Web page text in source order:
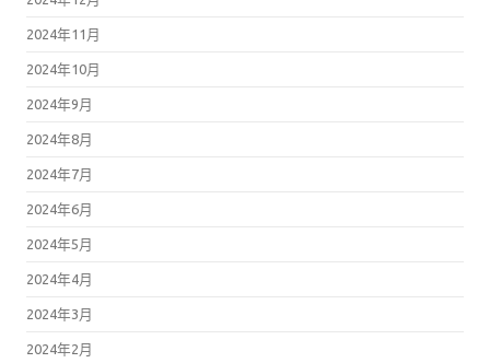
2024年11月
2024年10月
2024年9月
2024年8月
2024年7月
2024年6月
2024年5月
2024年4月
2024年3月
2024年2月